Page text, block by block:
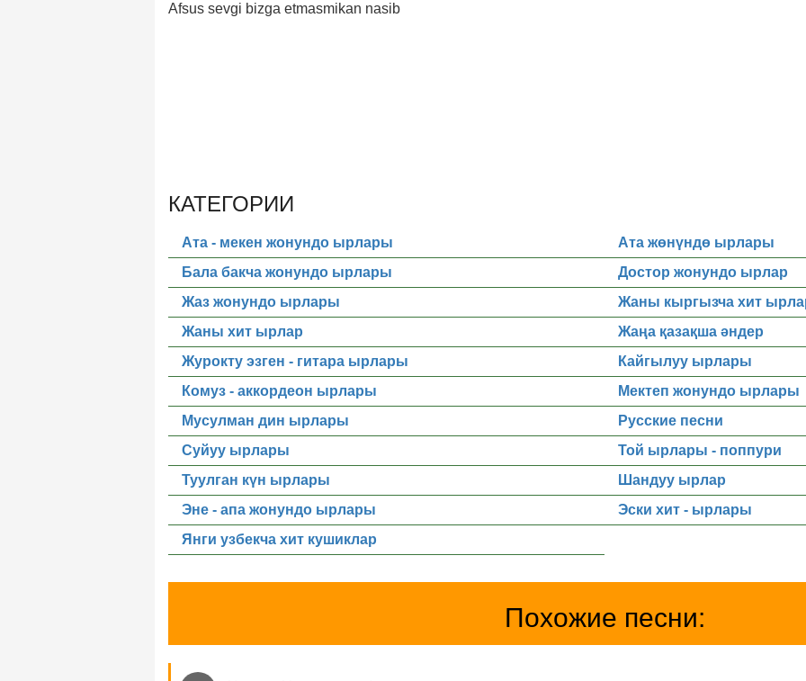
Afsus sevgi bizga etmasmikan nasib
КАТЕГОРИИ
Ата - мекен жонундо ырлары
Ата жөнүндө ырлары
Бала бакча жонундо ырлары
Достор жонундо ырлар
Жаз жонундо ырлары
Жаны кыргызча хит
Жаны хит ырлар
Жаңа қазақша әндер
Журокту эзген - гитара ырлары
Кайгылуу ырлары
Комуз - аккордеон ырлары
Мектеп жонундо ырлары
Мусулман дин ырлары
Русские песни
Суйуу ырлары
Той ырлары - поппури
Туулган күн ырлары
Шандуу ырлар
Эне - апа жонундо ырлары
Эски хит - ырлары
Янги узбекча хит кушиклар
Похожие песни: